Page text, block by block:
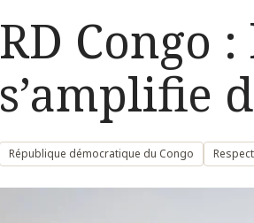
RD Congo
s’amplifie
République démocratique du Congo